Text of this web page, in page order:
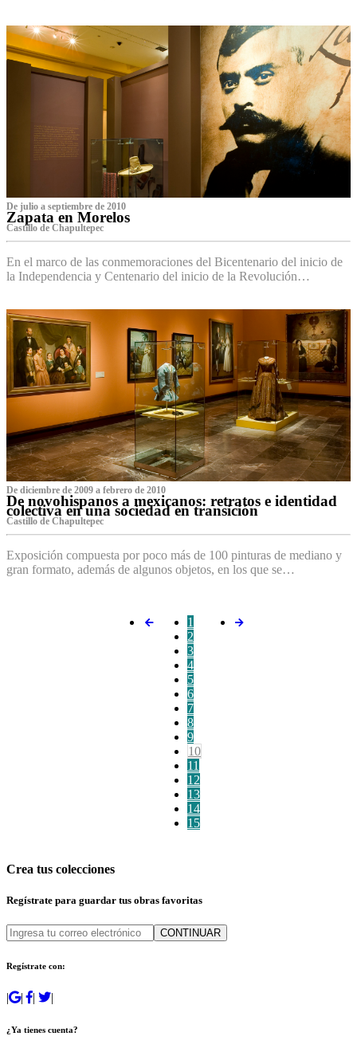
De julio a septiembre de 2010
Zapata en Morelos
Castillo de Chapultepec
En el marco de las conmemoraciones del Bicentenario del inicio de
la Independencia y Centenario del inicio de la Revolución…
De diciembre de 2009 a febrero de 2010
De novohispanos a mexicanos: retratos e identidad
colectiva en una sociedad en transición
Castillo de Chapultepec
Exposición compuesta por poco más de 100 pinturas de mediano y
gran formato, además de algunos objetos, en los que se…
1
2
3
4
5
6
7
8
9
10
11
12
13
14
15
Crea tus colecciones
Regístrate para guardar tus obras favoritas
CONTINUAR
Regístrate con:
| | | |
¿Ya tienes cuenta?